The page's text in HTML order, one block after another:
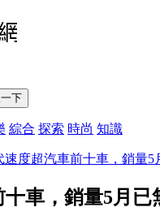
下
綜合 探索 時尚 知識
速度超汽車前十車，銷量5
車，銷量5月已